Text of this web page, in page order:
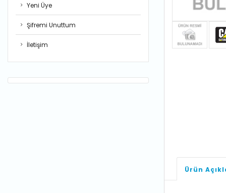
Yeni Üye
Şifremi Unuttum
İletişim
Ürün